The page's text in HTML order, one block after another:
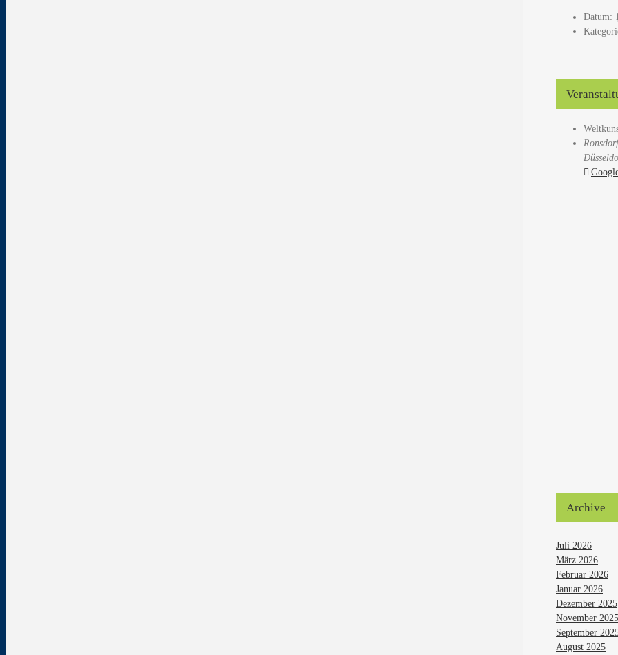
Datum:
Archive
Juli 2026
März 2026
Februar 2026
Januar 2026
Dezember 2025
November 2025
September
August 2025